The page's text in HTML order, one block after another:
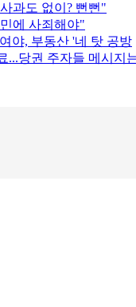
과도 없이? 뻔뻔"
에 사죄해야"
야, 부동산 '네 탓 공방
...당권 주자들 메시지